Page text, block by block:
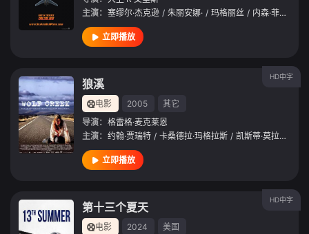
主演： 塞缪尔·杰克逊 / 朱丽安娜· / 玛格丽丝 / 内森·菲利普斯
立即播放
HD中字
狼溪
电影 2005
其它
导演： 格雷格·麦克莱恩
主演： 约翰·贾瑞特 / 卡桑德拉·玛格拉斯 / 凯斯蒂·莫拉西
立即播放
HD中字
第十三个夏天
电影 2024
美国